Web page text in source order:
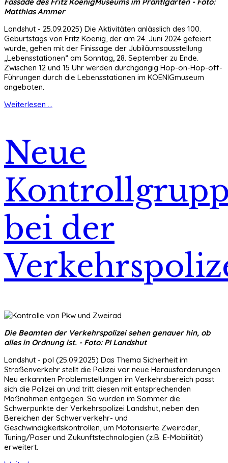
Matthias Ammer
Landshut - 25.09.2025) Die Aktivitäten anlässlich des 100.
Geburtstags von Fritz Koenig, der am 24. Juni 2024 gefeiert
wurde, gehen mit der Finissage der Jubiläumsausstellung
„Lebensstationen“ am Sonntag, 28. September zu Ende.
Zwischen 12 und 15 Uhr werden durchgängig Hop-on-Hop-off-
Führungen durch die Lebensstationen im KOENIGmuseum
angeboten.
Weiterlesen ...
Neue
bei der
Die Beamten der Verkehrspolizei sehen genauer hin, ob
alles in Ordnung ist. - Foto: PI Landshut
Landshut - pol (25.09.2025) Das Thema Sicherheit im
Straßenverkehr stellt die Polizei vor neue Herausforderungen.
Neu erkannten Problemstellungen im Verkehrsbereich passt
sich die Polizei an und tritt diesen mit entsprechenden
Maßnahmen entgegen. So wurden im Sommer die
Schwerpunkte der Verkehrspolizei Landshut, neben den
Bereichen der Schwerverkehr- und
Geschwindigkeitskontrollen, um Motorisierte Zweiräder,
Tuning/Poser und Zukunftstechnologien (z.B. E-Mobilität)
erweitert.